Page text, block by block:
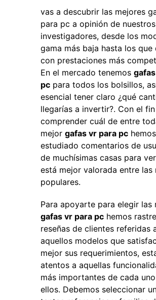
vas a descubrir las mejores
para pc a opinión de nuestros
investigadores, desde los
gama más baja hasta los que
con prestaciones más
En el mercado tenemos
pc para todos los bolsillos,
esencial tener claro ¿qué
llegarías a invertir?. Con el
comprender cuál de entre
mejor gafas vr para pc hemos
estudiado comentarios de
de muchísimas casas para
está mejor valorada entre las
populares.
Para apoyarte para elegir las
gafas vr para pc hemos
reseñas de clientes referidas
aquellos modelos que
mejor sus requerimientos,
atentos a aquellas
más importantes de cada
ellos. Debemos seleccionar